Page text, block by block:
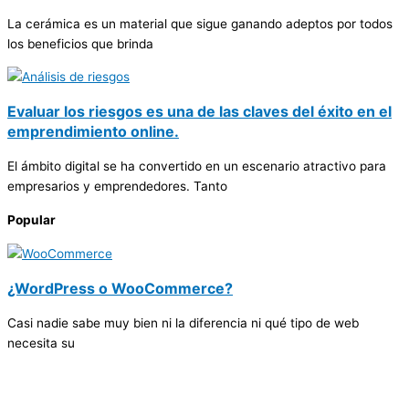
La cerámica es un material que sigue ganando adeptos por todos
los beneficios que brinda
Evaluar los riesgos es una de las claves del éxito en el
emprendimiento online.
El ámbito digital se ha convertido en un escenario atractivo para
empresarios y emprendedores. Tanto
Popular
¿WordPress o WooCommerce?
Casi nadie sabe muy bien ni la diferencia ni qué tipo de web
necesita su